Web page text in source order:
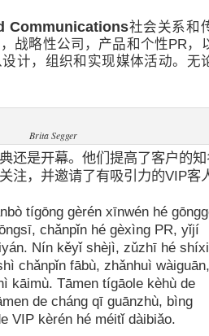
Communications社会关系和
战略性公司，产品和个性PR，
计，组织和实现媒体活动。无
Brita Segger
还是开幕。他们提高了客户的
注，并邀请了有吸引力的VIP客
tígōng gèrén xīnwén hé
chǎnpǐn hé gèxìng PR, yǐjí
Nín kěyǐ shèjì, zǔzhī hé
chǎnpǐn fābù, zhǎnhuì wàiguān,
kāimù. Tāmen tígāole kèhù de
de cháng qī guānzhù, bìng
VIP kèrén hé méitǐ dàibiǎo.